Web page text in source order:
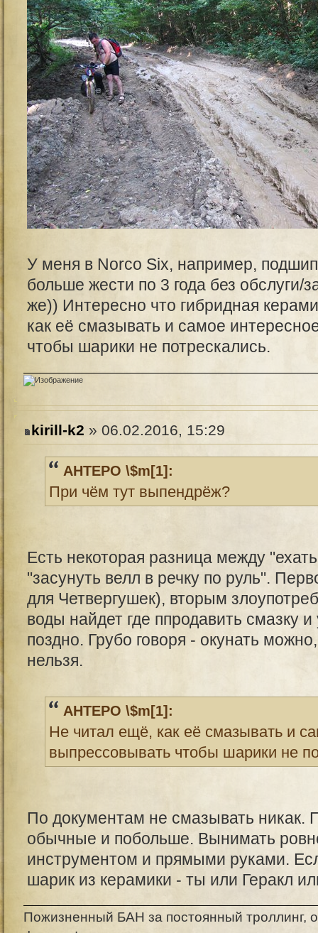
У меня в Norco Six, например,
больше жести по 3 года без обслуги/
же)) Интересно что гибридная
как её смазывать и самое
чтобы шарики не потрескались.
kirill-k2 » 06.02.2016, 15:29
AHTEPO \$m[1]:
При чём тут выпендрёж?
Есть некоторая разница между
"засунуть велл в речку по руль".
для Четвергушек), вторым
воды найдет где ппродавить смазку
поздно. Грубо говоря - окунать
нельзя.
AHTEPO \$m[1]:
Не читал ещё, как её смазывать и
выпрессовывать чтобы шарики не
По документам не смазывать никак.
обычные и побольше. Вынимать
инструментом и прямыми руками.
шарик из керамики - ты или Геракл
Пожизненный БАН за постоянный троллинг,